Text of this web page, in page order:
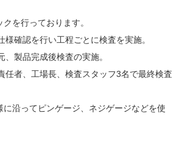
を行っております。
様確認を行い工程ごとに検査を実施。
製品完成後検査の実施。
任者、工場長、検査スタッフ3名で最終検査
沿ってピンゲージ、ネジゲージなどを使